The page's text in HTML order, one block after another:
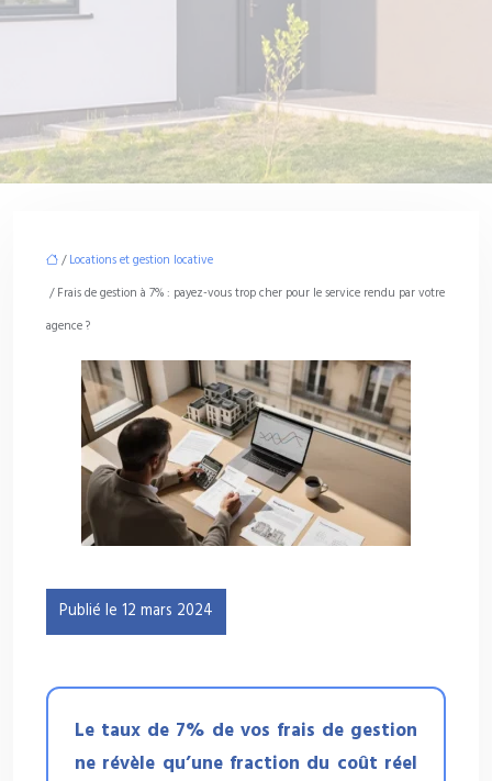
/Locations et gestion locative
/ Frais de gestion à 7% : payez-vous trop cher pour le service rendu par votre
agence ?
Publié le 12 mars 2024
Le taux de 7% de vos frais de gestion
ne révèle qu’une fraction du coût réel